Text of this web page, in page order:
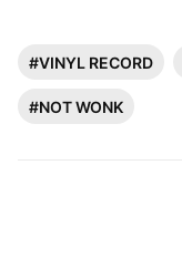
#VINYL RECORD
#NOT WONK